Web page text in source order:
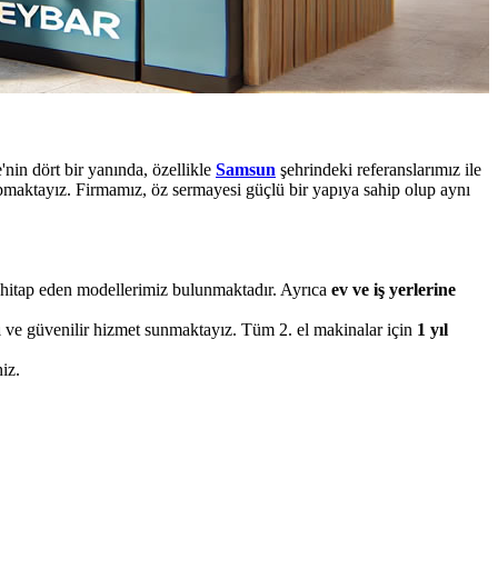
dört bir yanında, özellikle Samsun şehrindeki referanslarımız ile
Firmamız, öz sermayesi güçlü bir yapıya sahip olup aynı
eden modellerimiz bulunmaktadır. Ayrıca ev ve iş yerlerine
güvenilir hizmet sunmaktayız. Tüm 2. el makinalar için 1 yıl